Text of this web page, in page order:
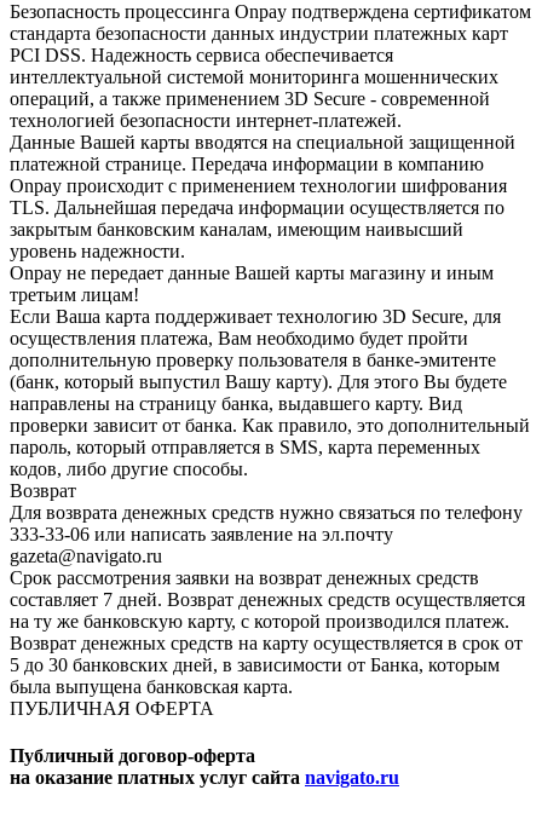
Безопасность процессинга Onpay подтверждена сертификатом
стандарта безопасности данных индустрии платежных карт
PCI DSS. Надежность сервиса обеспечивается
интеллектуальной системой мониторинга мошеннических
операций, а также применением 3D Secure - современной
технологией безопасности интернет-платежей.
Данные Вашей карты вводятся на специальной защищенной
платежной странице. Передача информации в компанию
Onpay происходит с применением технологии шифрования
TLS. Дальнейшая передача информации осуществляется по
закрытым банковским каналам, имеющим наивысший
уровень надежности.
Onpay не передает данные Вашей карты магазину и иным
третьим лицам!
Если Ваша карта поддерживает технологию 3D Secure, для
осуществления платежа, Вам необходимо будет пройти
дополнительную проверку пользователя в банке-эмитенте
(банк, который выпустил Вашу карту). Для этого Вы будете
направлены на страницу банка, выдавшего карту. Вид
проверки зависит от банка. Как правило, это дополнительный
пароль, который отправляется в SMS, карта переменных
кодов, либо другие способы.
Возврат
Для возврата денежных средств нужно связаться по телефону
333-33-06 или написать заявление на эл.почту
gazeta@navigato.ru
Срок рассмотрения заявки на возврат денежных средств
составляет 7 дней. Возврат денежных средств осуществляется
на ту же банковскую карту, с которой производился платеж.
Возврат денежных средств на карту осуществляется в срок от
5 до 30 банковских дней, в зависимости от Банка, которым
была выпущена банковская карта.
ПУБЛИЧНАЯ ОФЕРТА
Публичный договор-оферта
на оказание платных услуг сайта navigato.ru